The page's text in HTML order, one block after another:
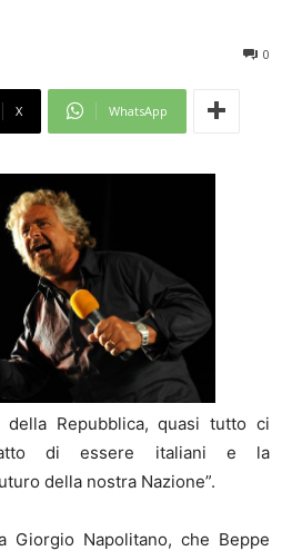
0
X WhatsApp
della Repubblica, quasi tutto ci
di essere italiani e la
della nostra Nazione”.
Giorgio Napolitano, che Beppe